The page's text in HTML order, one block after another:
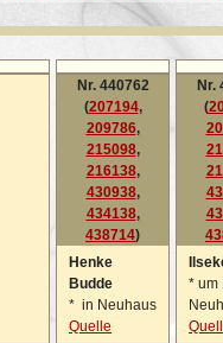
Nr. 440762
(207194,
209786,
215098,
216138,
430938,
434138,
438714)
Henke
Budde
* in Neuhaus
Quelle
Nr.
(
* um